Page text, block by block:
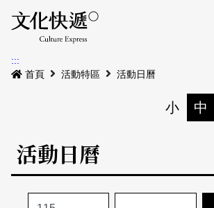
最新公告
本期專題
歷史專題
活動特區
活動列表
關於我們
:::
首頁
活動特區 活動日曆
小 中
活動日曆